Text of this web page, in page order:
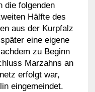
die folgenden
Hälfte des
aus der Kurpfalz
eine eigene
zu Beginn
Marzahns an
erfolgt war,
eingemeindet.